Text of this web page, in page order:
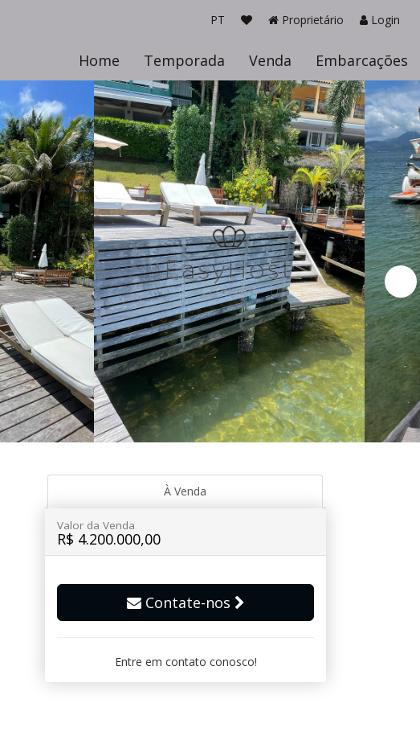
PT Proprietário Login
Home Temporada Venda Embarcações
À Venda
Valor da Venda
R$ 4.200.000,00
Contate-nos
Entre em contato conosco!